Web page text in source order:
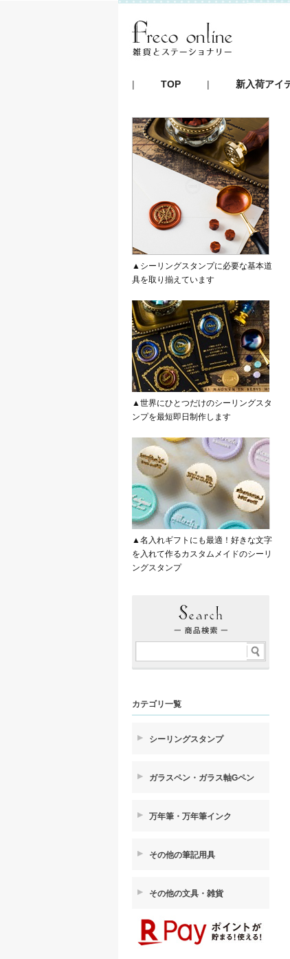
TOP 新入荷アイ
▲シーリングスタンプに必要な基本道
具を取り揃えています
▲世界にひとつだけのシーリングスタ
ンプを最短即日制作します
▲名入れギフトにも最適！好きな文字
を入れて作るカスタムメイドのシーリ
ングスタンプ
カテゴリ一覧
シーリングスタンプ
ガラスペン・ガラス軸Gペン
万年筆・万年筆インク
その他の筆記用具
その他の文具・雑貨